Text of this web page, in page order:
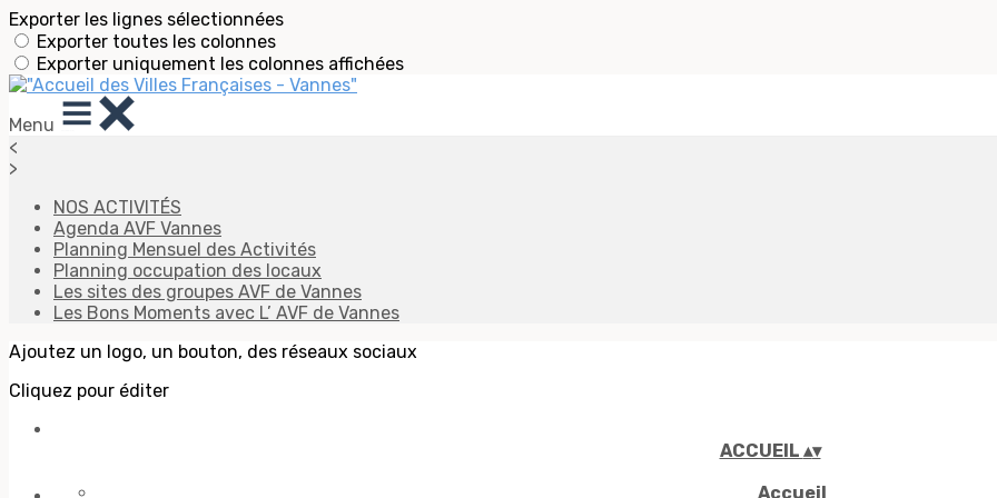
Exporter les lignes sélectionnées
Exporter toutes les colonnes
Exporter uniquement les colonnes affichées
Menu
<
>
NOS ACTIVITÉS
Agenda AVF Vannes
Planning Mensuel des Activités
Planning occupation des locaux
Les sites des groupes AVF de Vannes
Les Bons Moments avec L’ AVF de Vannes
Ajoutez un logo, un bouton, des réseaux sociaux
Cliquez pour éditer
ACCUEIL ▴▾
Accueil